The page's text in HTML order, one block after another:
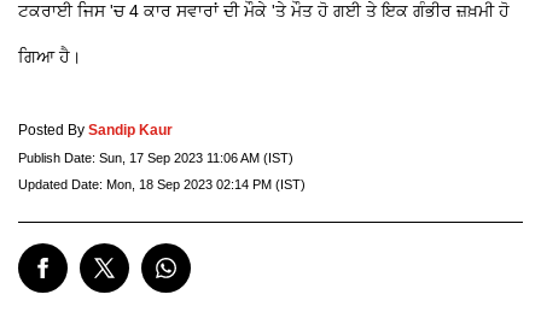
ਟਕਰਾਈ ਜਿਸ 'ਚ 4 ਕਾਰ ਸਵਾਰਾਂ ਦੀ ਮੌਕੇ 'ਤੇ ਮੌਤ ਹੋ ਗਈ ਤੇ ਇਕ ਗੰਭੀਰ ਜ਼ਖ਼ਮੀ ਹੋ
ਗਿਆ ਹੈ।
Posted By Sandip Kaur
Publish Date: Sun, 17 Sep 2023 11:06 AM (IST)
Updated Date: Mon, 18 Sep 2023 02:14 PM (IST)